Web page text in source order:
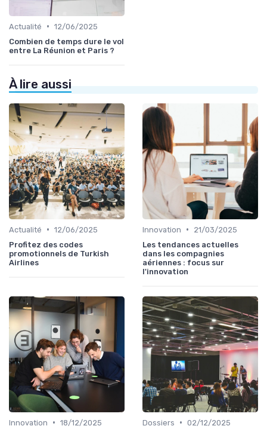
Actualité • 12/06/2025
Combien de temps dure le vol
entre La Réunion et Paris ?
À lire aussi
Actualité • 12/06/2025
Profitez des codes
promotionnels de Turkish
Airlines
Innovation •
21/03/2025
Les tendances actuelles
dans les compagnies
aériennes : focus sur
l'innovation
Innovation • 18/12/2025
Dossiers • 02/12/2025